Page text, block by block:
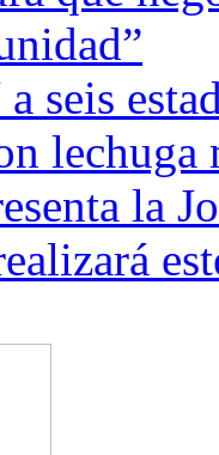
seis
lechuga
la